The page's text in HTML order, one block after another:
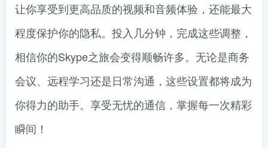
让你享受到更高品质的视频和音频体验，还能最大
程度保护你的隐私。投入几分钟，完成这些调整，
相信你的Skype之旅会变得顺畅许多。无论是商务
会议、远程学习还是日常沟通，这些设置都将成为
你得力的助手。享受无忧的通信，掌握每一次精彩
瞬间！